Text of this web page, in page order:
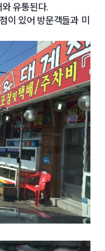
유통된다.
이 있어 방문객들과 미